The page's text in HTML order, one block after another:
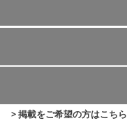
> 掲載をご希望の方はこちら